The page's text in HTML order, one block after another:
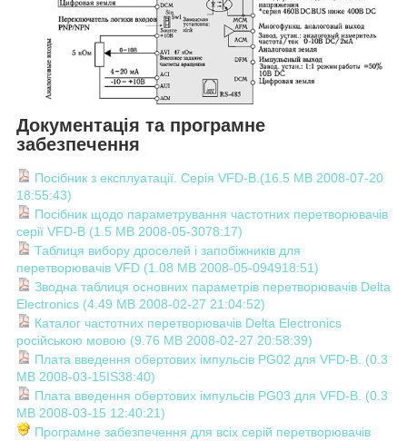
Документація та програмне
забезпечення
Посібник з експлуатації. Серія VFD-B.(16.5 MB 2008-07-20
18:55:43)
Посібник щодо параметрування частотних перетворювачів
серії VFD-B (1.5 MB 2008-05-3078:17)
Таблиця вибору дроселей і запобіжників для
перетворювачів VFD (1.08 MB 2008-05-094918:51)
Зводна таблиця основних параметрів перетворювачів Delta
Electronics (4.49 MB 2008-02-27 21:04:52)
Каталог частотних перетворювачів Delta Electronics
російською мовою (9.76 MB 2008-02-27 20:58:39)
Плата введення обертових імпульсів PG02 для VFD-B. (0.3
MB 2008-03-15IS38:40)
Плата введення обертових імпульсів PG03 для VFD-B. (0.3
MB 2008-03-15 12:40:21)
Програмне забезпечення для всіх серій перетворювачів